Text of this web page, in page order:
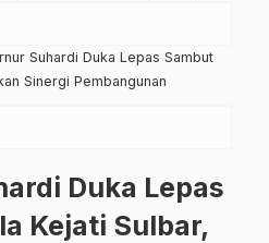
Suhardi Duka Lepas Sambut
Sinergi Pembangunan
Duka Lepas
Kejati Sulbar,